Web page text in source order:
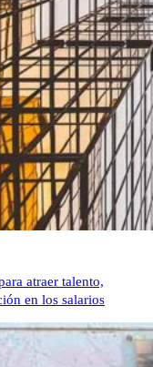
atraer talento,
en los salarios